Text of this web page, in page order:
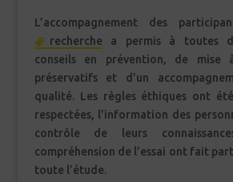
L’accompagnement des
recherche a permis à toutes
conseils en prévention, de mise
préservatifs et d’un
qualité. Les règles éthiques ont
respectées, l’information des
contrôle de leurs
compréhension de l’essai ont fait
toute l’étude.